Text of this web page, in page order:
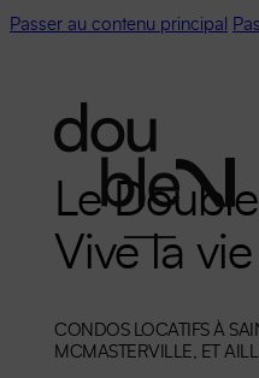
Passer au contenu principal
Le Double
Vive la vie
CONDOS LOCATIFS À
MCMASTERVILLE, ET